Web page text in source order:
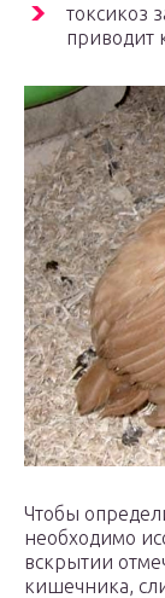
токсикоз
приводит
Чтобы
необходимо
вскрытии
кишечника,